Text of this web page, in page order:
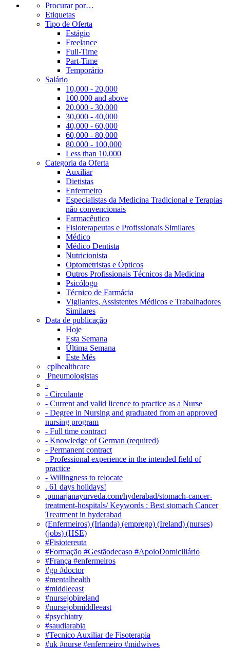
Procurar por…
Etiquetas
Tipo de Oferta
Estágio
Freelance
Full-Time
Part-Time
Temporário
Salário
10,000 - 20,000
100,000 and above
20,000 - 30,000
30,000 - 40,000
40,000 - 60,000
60,000 - 80,000
80,000 - 100,000
Less than 10,000
Categoria da Oferta
Auxiliar
Dietistas
Enfermeiro
Especialistas da Medicina Tradicional e Terapias
não convencionais
Farmacêutico
Fisioterapeutas e Profissionais Similares
Médico
Médico Dentista
Nutricionista
Optometristas e Ópticos
Outros Profissionais Técnicos da Medicina
Psicólogo
Técnico de Farmácia
Vigilantes, Assistentes Médicos e Trabalhadores
Similares
Data de publicação
Hoje
Esta Semana
Última Semana
Este Mês
‎ cplhealthcare‬
Pneumologistas
-
- Circulante
- Current and valid licence to practice as a Nurse
- Degree in Nursing and graduated from an approved
nursing program
- Full time contract
- Knowledge of German (required)
- Permanent contract
- Professional experience in the intended field of
practice
- Willingness to relocate
. 61 days holidays!
.punarjanayurveda.com/hyderabad/stomach-cancer-
treatment-hospitals/ Keywords : Best stomach Cancer
Treatment in hyderabad
(Enfermeiros) (Irlanda) (emprego) (Ireland) (nurses)
(jobs) (HSE)
#Fisiotereuta
#Formação #Gestãodecaso #ApoioDomiciliário
#França #enfermeiros
#gp #doctor
#mentalhealth
#middleeast
#nursejobireland
#nursejobmiddleeast
#psychiatry
#saudiarabia
#Tecnico Auxiliar de Fisoterapia
#uk #nurse #enfermeiro #midwives